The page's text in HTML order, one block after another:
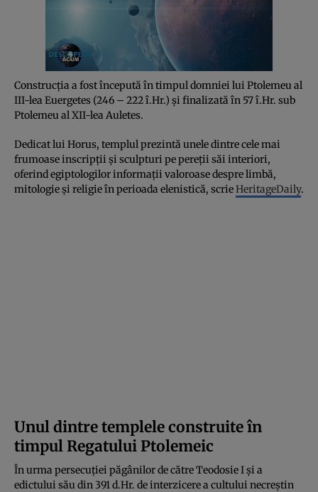
Construcția a fost începută în timpul domniei lui Ptolemeu al
III-lea Euergetes (246 – 222 î.Hr.) și finalizată în 57 î.Hr. sub
Ptolemeu al XII-lea Auletes.
Dedicat lui Horus, templul prezintă unele dintre cele mai
frumoase inscripții și sculpturi pe pereții săi interiori,
oferind egiptologilor informații valoroase despre limbă,
mitologie și religie în perioada elenistică, scrieHeritageDaily.
Unul dintre templele construite în
timpul Regatului Ptolemeic
În urma persecuției păgânilor de către Teodosie I și a
edictului său din 391 d.Hr. de interzicere a cultului necreștin